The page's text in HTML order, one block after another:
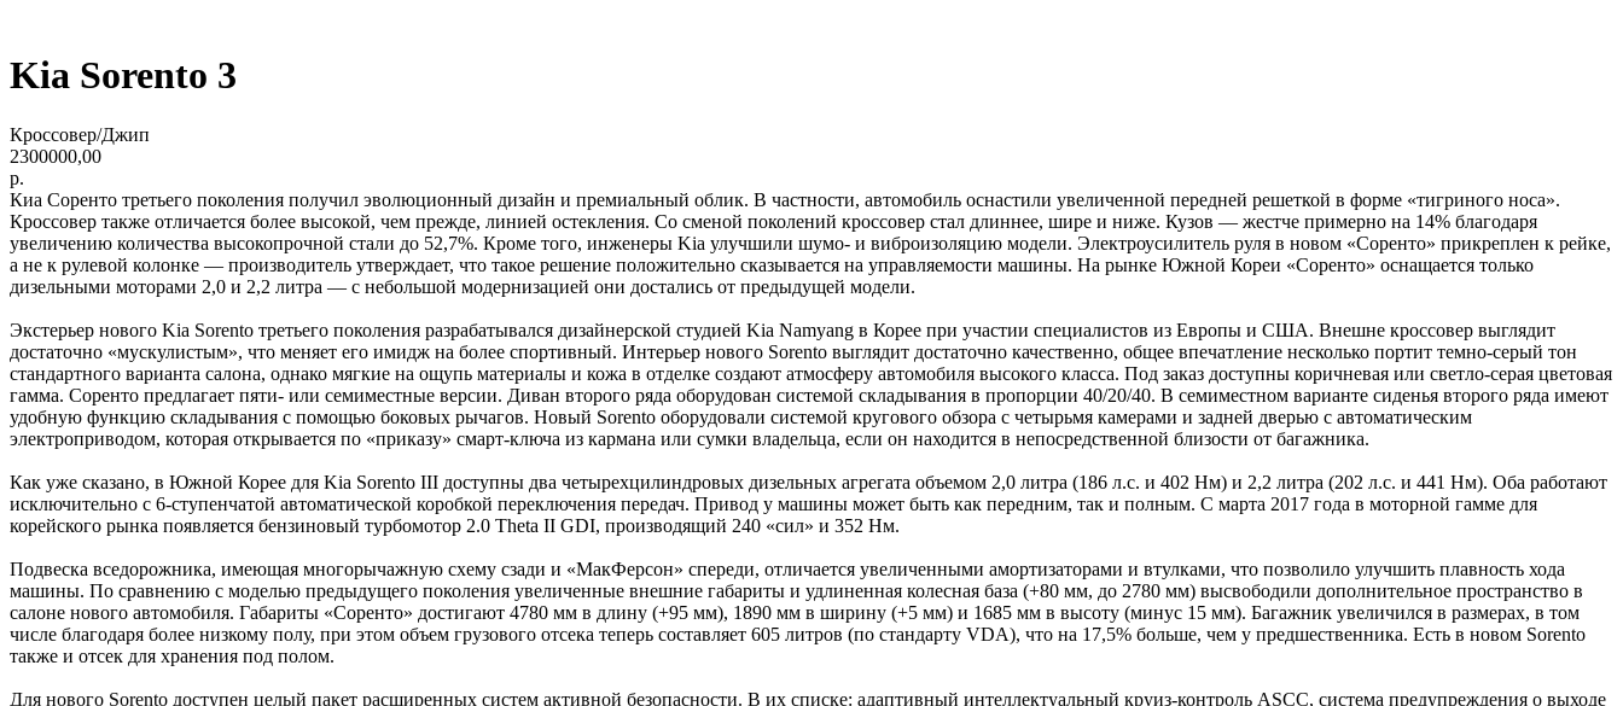
Kia Sorento 3
Кроссовер/Джип
2300000,00
р.
Киа Соренто третьего поколения получил эволюционный дизайн и премиальный облик. В частности, автомобиль оснастили увеличенной передней решеткой в форме «тигриного носа».
Кроссовер также отличается более высокой, чем прежде, линией остекления. Со сменой поколений кроссовер стал длиннее, шире и ниже. Кузов — жестче примерно на 14% благодаря
увеличению количества высокопрочной стали до 52,7%. Кроме того, инженеры Kia улучшили шумо- и виброизоляцию модели. Электроусилитель руля в новом «Соренто» прикреплен к рейке,
а не к рулевой колонке — производитель утверждает, что такое решение положительно сказывается на управляемости машины. На рынке Южной Кореи «Соренто» оснащается только
дизельными моторами 2,0 и 2,2 литра — с небольшой модернизацией они достались от предыдущей модели.
Экстерьер нового Kia Sorento третьего поколения разрабатывался дизайнерской студией Kia Namyang в Корее при участии специалистов из Европы и США. Внешне кроссовер выглядит
достаточно «мускулистым», что меняет его имидж на более спортивный. Интерьер нового Sorento выглядит достаточно качественно, общее впечатление несколько портит темно-серый тон
стандартного варианта салона, однако мягкие на ощупь материалы и кожа в отделке создают атмосферу автомобиля высокого класса. Под заказ доступны коричневая или светло-серая цветовая
гамма. Соренто предлагает пяти- или семиместные версии. Диван второго ряда оборудован системой складывания в пропорции 40/20/40. В семиместном варианте сиденья второго ряда имеют
удобную функцию складывания с помощью боковых рычагов. Новый Sorento оборудовали системой кругового обзора с четырьмя камерами и задней дверью с автоматическим
электроприводом, которая открывается по «приказу» смарт-ключа из кармана или сумки владельца, если он находится в непосредственной близости от багажника.
Как уже сказано, в Южной Корее для Kia Sorento III доступны два четырехцилиндровых дизельных агрегата объемом 2,0 литра (186 л.с. и 402 Нм) и 2,2 литра (202 л.с. и 441 Нм). Оба работают
исключительно с 6-ступенчатой автоматической коробкой переключения передач. Привод у машины может быть как передним, так и полным. С марта 2017 года в моторной гамме для
корейского рынка появляется бензиновый турбомотор 2.0 Theta II GDI, производящий 240 «сил» и 352 Нм.
Подвеска вседорожника, имеющая многорычажную схему сзади и «МакФерсон» спереди, отличается увеличенными амортизаторами и втулками, что позволило улучшить плавность хода
машины. По сравнению с моделью предыдущего поколения увеличенные внешние габариты и удлиненная колесная база (+80 мм, до 2780 мм) высвободили дополнительное пространство в
салоне нового автомобиля. Габариты «Соренто» достигают 4780 мм в длину (+95 мм), 1890 мм в ширину (+5 мм) и 1685 мм в высоту (минус 15 мм). Багажник увеличился в размерах, в том
числе благодаря более низкому полу, при этом объем грузового отсека теперь составляет 605 литров (по стандарту VDA), что на 17,5% больше, чем у предшественника. Есть в новом Sorento
также и отсек для хранения под полом.
Для нового Sorento доступен целый пакет расширенных систем активной безопасности. В их списке: адаптивный интеллектуальный круиз-контроль ASCC, система предупреждения о выходе